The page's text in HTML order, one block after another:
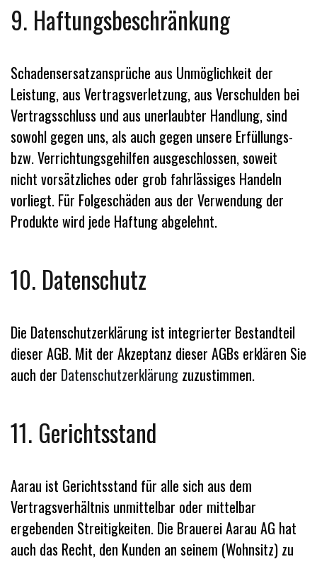
9. Haftungsbeschränkung
Schadensersatzansprüche aus Unmöglichkeit der
Leistung, aus Vertragsverletzung, aus Verschulden bei
Vertragsschluss und aus unerlaubter Handlung, sind
sowohl gegen uns, als auch gegen unsere Erfüllungs-
bzw. Verrichtungsgehilfen ausgeschlossen, soweit
nicht vorsätzliches oder grob fahrlässiges Handeln
vorliegt. Für Folgeschäden aus der Verwendung der
Produkte wird jede Haftung abgelehnt.
10. Datenschutz
Die Datenschutzerklärung ist integrierter Bestandteil
dieser AGB. Mit der Akzeptanz dieser AGBs erklären Sie
auch der Datenschutzerklärung zuzustimmen.
11. Gerichtsstand
Aarau ist Gerichtsstand für alle sich aus dem
Vertragsverhältnis unmittelbar oder mittelbar
ergebenden Streitigkeiten. Die Brauerei Aarau AG hat
auch das Recht, den Kunden an seinem (Wohnsitz) zu